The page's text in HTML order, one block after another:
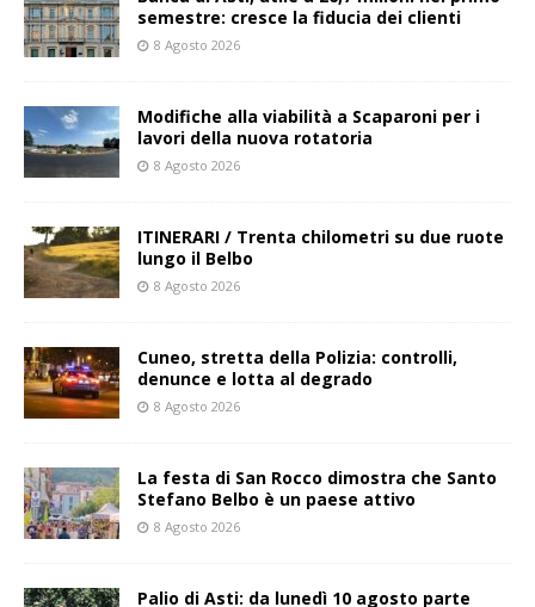
semestre: cresce la fiducia dei clienti
8 Agosto 2026
Modifiche alla viabilità a Scaparoni per i
lavori della nuova rotatoria
8 Agosto 2026
ITINERARI / Trenta chilometri su due ruote
lungo il Belbo
8 Agosto 2026
Cuneo, stretta della Polizia: controlli,
denunce e lotta al degrado
8 Agosto 2026
La festa di San Rocco dimostra che Santo
Stefano Belbo è un paese attivo
8 Agosto 2026
Palio di Asti: da lunedì 10 agosto parte